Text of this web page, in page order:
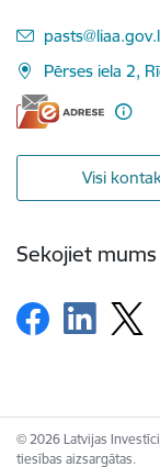
E-pasts:
Pērses iela 2,
Visi
Sekojiet mums
© 2026 Latvijas
tiesības aizsargātas.